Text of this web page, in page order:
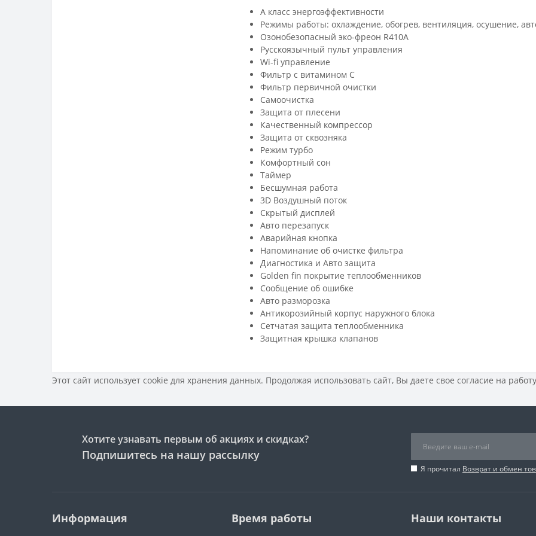
A класс энергоэффективности
Режимы работы: охлаждение, обогрев, вентиляция, осушение,
Озонобезопасный эко-фреон R410A
Русскоязычный пульт управления
Wi-fi управление
Фильтр с витамином С
Фильтр первичной очистки
Самоочистка
Защита от плесени
Качественный компрессор
Защита от сквозняка
Режим турбо
Комфортный сон
Таймер
Бесшумная работа
3D Воздушный поток
Скрытый дисплей
Авто перезапуск
Аварийная кнопка
Напоминание об очистке фильтра
Диагностика и Авто защита
Golden fin покрытие теплообменников
Сообщение об ошибке
Авто разморозка
Антикорозийный корпус наружнoго блока
Cетчатая защита теплообменника
Защитная крышка клапанов
Этот сайт использует cookie для хранения данных. Продолжая использовать сайт, Вы даете свое согласие на
Хотите узнавать первым об акциях и скидках?
Подпишитесь на нашу рассылку
Я прочитал Возврат и обмен
Информация Время работы Наши контакты